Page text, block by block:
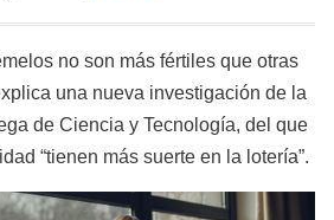
no son más fértiles que otras
una nueva investigación de la
de Ciencia y Tecnología, del que
“tienen más suerte en la lotería”.